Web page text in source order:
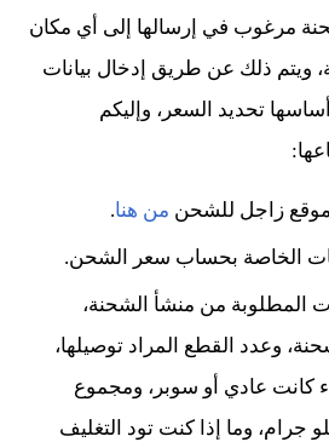
مرغوب في إرسالها إلى أي مكان
ويتم ذلك عن طريق إدخال بيانات
تحديد السعر، وإليكم
موقع زاجل للشحن من هنا.
الخاصة بحساب سعر الشحن.
المطلوبة من منشأ الشحنة،
وعدد القطع المراد توصيلها،
كانت عادي أو سوبر، ومجموع
جرام، وما إذا كنت تود التغليف